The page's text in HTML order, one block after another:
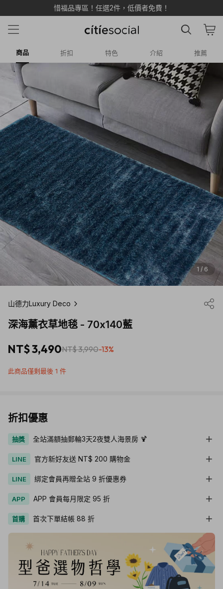
LINE 加入新好友享 $500 雙重購物金 💰
商品 折扣 特色 介紹 推薦
1 / 6
山德力Luxury Deco
深海薰衣草地毯 - 70x140藍
NT$ 3,490NT$ 3,990-13%
此商品僅剩最後 1 件
折扣優惠
抽獎 全站滿額抽郵輪3天2夜雙人海景房 🍹
LINE 官方新好友送 NT$ 200 購物金
LINE 綁定會員再贈全站 9 折優惠券
APP APP 會員每月限定 95 折
首購 首次下單結帳 88 折